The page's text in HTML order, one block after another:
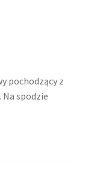
pochodzący z
spodzie